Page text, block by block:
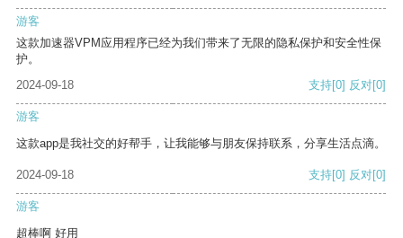
游客
这款加速器VPM应用程序已经为我们带来了无限的隐私保护和安全性保
护。
2024-09-18
支持[0] 反对[0]
游客
这款app是我社交的好帮手，让我能够与朋友保持联系，分享生活点滴。
2024-09-18 支持[0] 反对[0]
游客
超棒啊 好用